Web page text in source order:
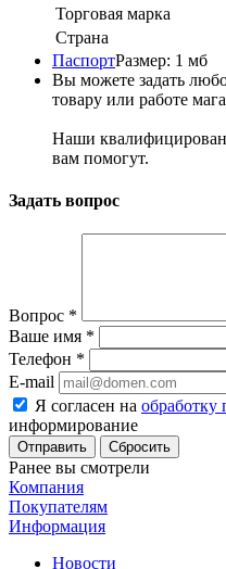
Торговая марка
Страна
ПаспортРазмер: 1 мб
Вы можете задать
товару или работе
Наши
вам помогут.
Задать вопрос
Вопрос *
Ваше имя *
Телефон *
E-mail
Я согласен на обработку
информирование
Сбросить
Ранее вы смотрели
Компания
Покупателям
Информация
Новости